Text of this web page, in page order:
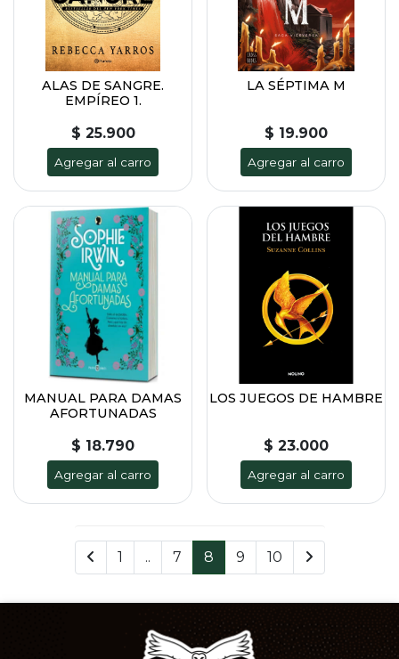
ALAS DE SANGRE.
EMPÍREO 1.
$ 25.900
Agregar al carro
LA SÉPTIMA M
$ 19.900
Agregar al carro
MANUAL PARA DAMAS
AFORTUNADAS
$ 18.790
Agregar al carro
LOS JUEGOS DE HAMBRE
$ 23.000
Agregar al carro
1 .. 7 8 9 10